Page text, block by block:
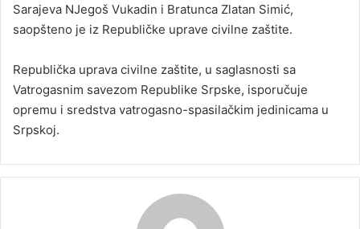
Sarajeva NJegoš Vukadin i Bratunca Zlatan Simić,
saopšteno je iz Republičke uprave civilne zaštite.
Republička uprava civilne zaštite, u saglasnosti sa
Vatrogasnim savezom Republike Srpske, isporučuje
opremu i sredstva vatrogasno-spasilačkim jedinicama u
Srpskoj.